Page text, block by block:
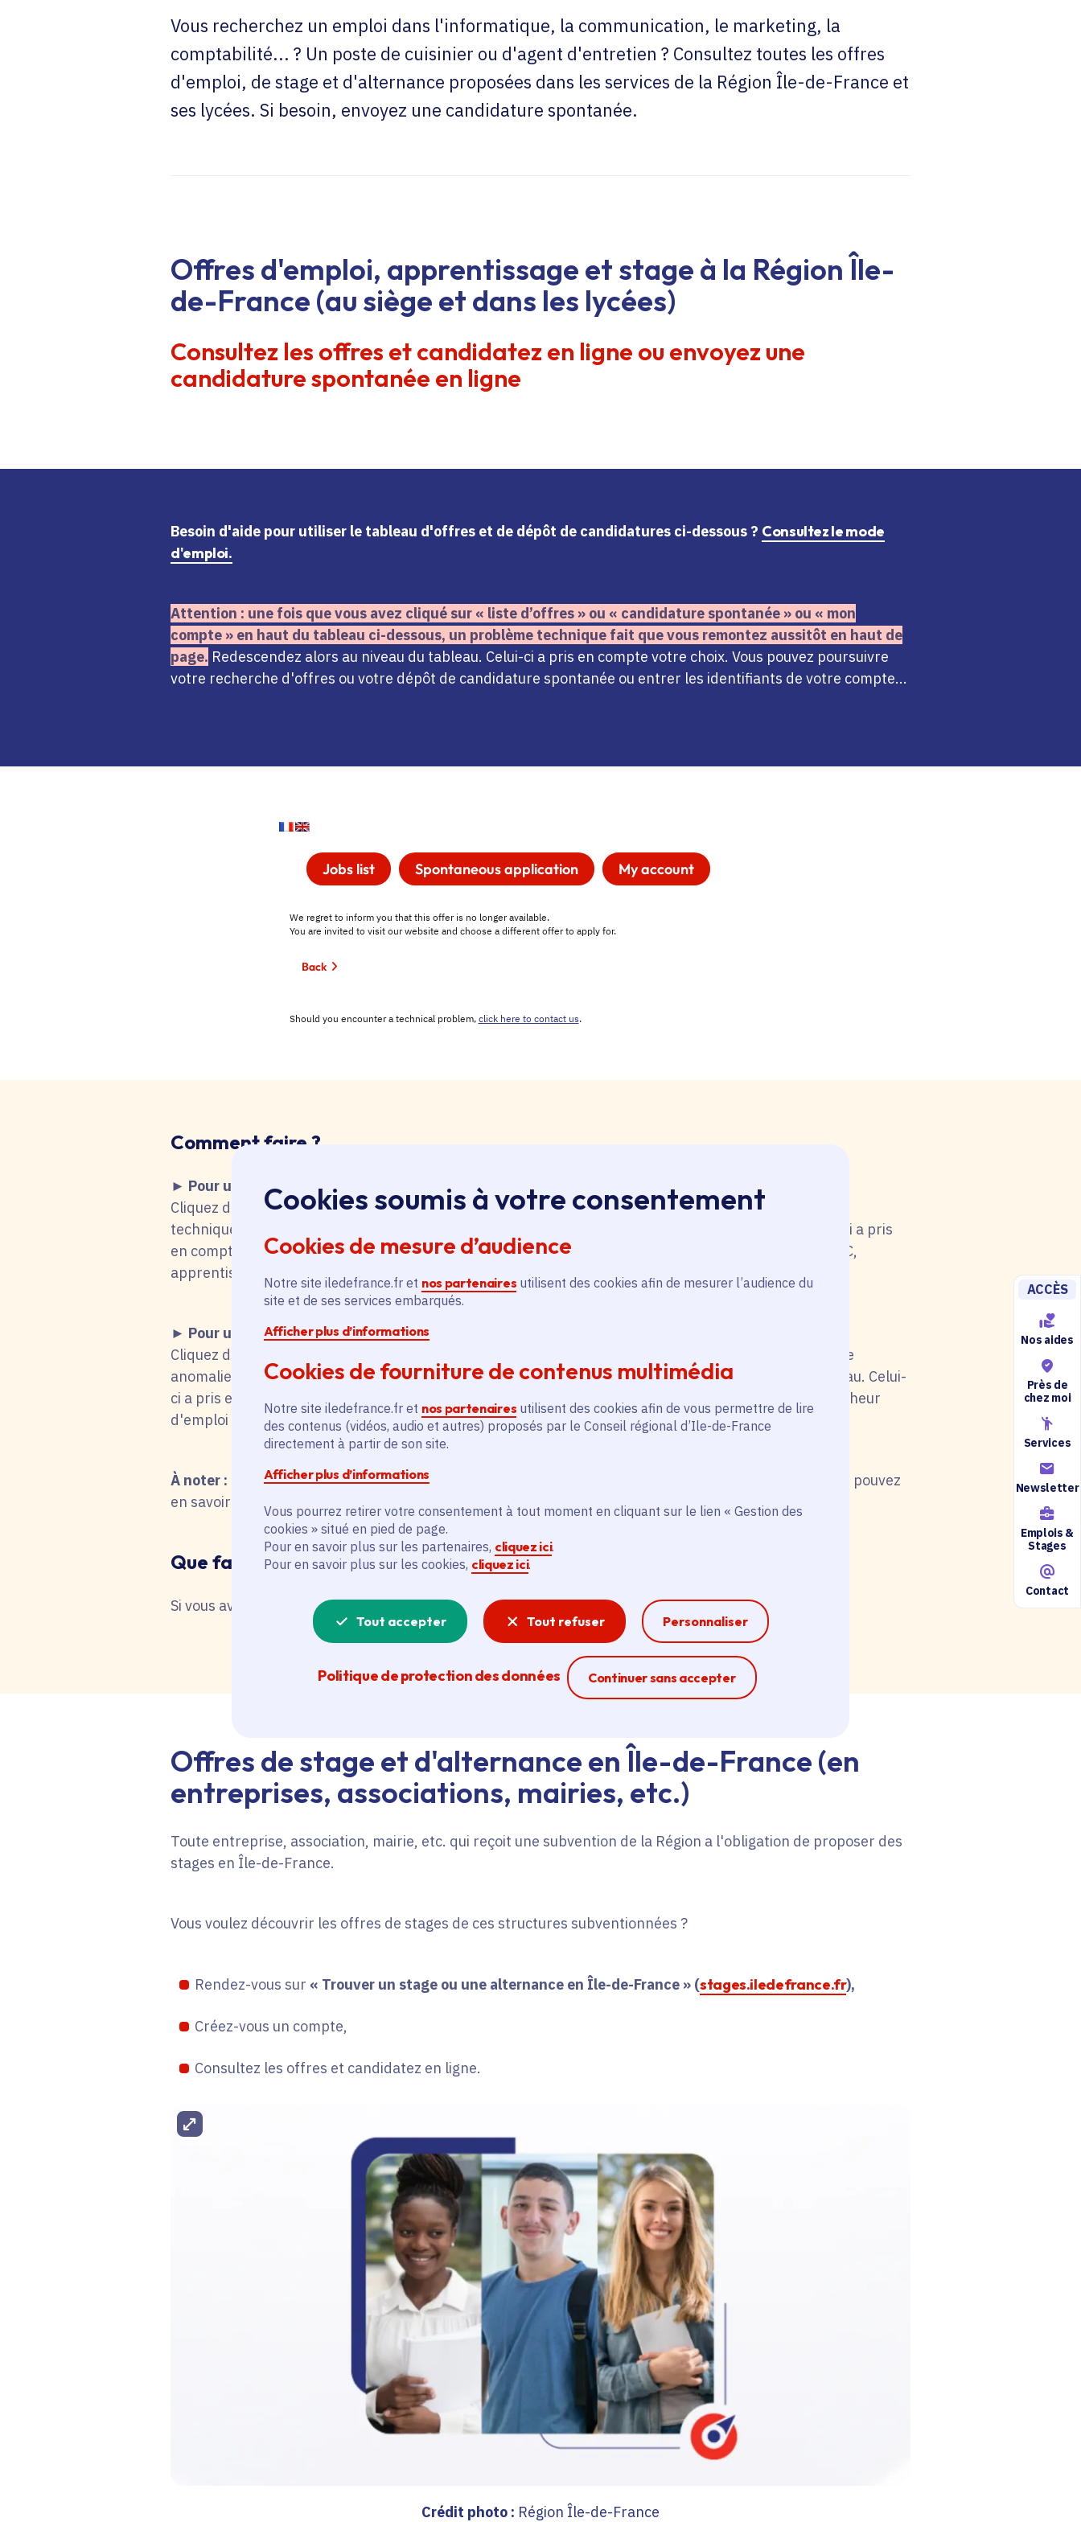
Cookies soumis à votre consentement
Cookies de mesure d’audience
Notre site iledefrance.fr et nos partenaires utilisent des cookies afin de mesurer l’audience du
site et de ses services embarqués.
Afficher plus d’informations
Cookies de fourniture de contenus multimédia
Notre site iledefrance.fr et nos partenaires utilisent des cookies afin de vous permettre de lire
des contenus (vidéos, audio et autres) proposés par le Conseil régional d’Ile-de-France
directement à partir de son site.
Afficher plus d’informations
Vous pourrez retirer votre consentement à tout moment en cliquant sur le lien « Gestion des
cookies » situé en pied de page.
Pour en savoir plus sur les partenaires, cliquez ici.
Pour en savoir plus sur les cookies, cliquez ici.
Tout accepter Tout refuser Personnaliser
Politique de protection des données Continuer sans accepter
Ferme la modale
ACCÈS
Nos aides
Près de
chez moi
Services
Newsletter
Emplois &
Stages
Contact
Vous recherchez un emploi dans l'informatique, la communication, le marketing, la
comptabilité... ? Un poste de cuisinier ou d'agent d'entretien ? Consultez toutes les offres
d'emploi, de stage et d'alternance proposées dans les services de la Région Île-de-France et
ses lycées. Si besoin, envoyez une candidature spontanée.
Offres d'emploi, apprentissage et stage à la Région Île-
de-France (au siège et dans les lycées)
Consultez les offres et candidatez en ligne ou envoyez une
candidature spontanée en ligne
Besoin d'aide pour utiliser le tableau d'offres et de dépôt de candidatures ci-dessous ? Consultez le mode
d'emploi.
Attention : une fois que vous avez cliqué sur « liste d’offres » ou « candidature spontanée » ou « mon
compte » en haut du tableau ci-dessous, un problème technique fait que vous remontez aussitôt en haut de
page. Redescendez alors au niveau du tableau. Celui-ci a pris en compte votre choix. Vous pouvez poursuivre
votre recherche d'offres ou votre dépôt de candidature spontanée ou entrer les identifiants de votre compte...
Comment faire ?
► Pour une recherche d'emploi, apprentissage, stage
Cliquez dans le tableau ci-dessus sur le bouton « Liste d'offres » pour qu'il soit en rouge. Une anomalie
technique fait que vous remontez aussitôt en haut de page. Redescendez au niveau du tableau. Celui-ci a pris
en compte votre choix. Vous pouvez alors faire une recherche par catégorie (emploi de catégorie A/B/C,
apprentissage, stage), mot-clé, filière et département (75, 77, 78, 91, 92, 93, 94, 95).
► Pour une candidature spontanée
Cliquez dans le tableau ci-dessus sur le bouton « Candidature spontanée » pour qu'il soit en rouge. Une
anomalie technique fait que vous remontez aussitôt en haut de page. Redescendez au niveau du tableau. Celui-
ci a pris en compte votre choix. Vous pouvez alors sélectionner siège ou lycées et votre situation (chercheur
d'emploi titulaire de la fonction publique ou non, apprenti, stagiaire) et candidatez.
À noter :
pour une recherche d'emploi au siège de la Région ou dans les lycées, avant de postuler, vous pouvez
en savoir plus en interrogeant nos agents Ambassadeurs.
Plus d'infos.
Que faire en cas de problème technique ?
Si vous avez besoin d'une assistance technique, écrivez-nous en utilisantle formulaire accessible ici.
Offres de stage et d'alternance en Île-de-France (en
entreprises, associations, mairies, etc.)
Toute entreprise, association, mairie, etc. qui reçoit une subvention de la Région a l'obligation de proposer des
stages en Île-de-France.
Vous voulez découvrir les offres de stages de ces structures subventionnées ?
Rendez-vous sur « Trouver un stage ou une alternance en Île-de-France » (stages.iledefrance.fr),
Créez-vous un compte,
Consultez les offres et candidatez en ligne.
Agrandir l'image
Crédit photo : Région Île-de-France